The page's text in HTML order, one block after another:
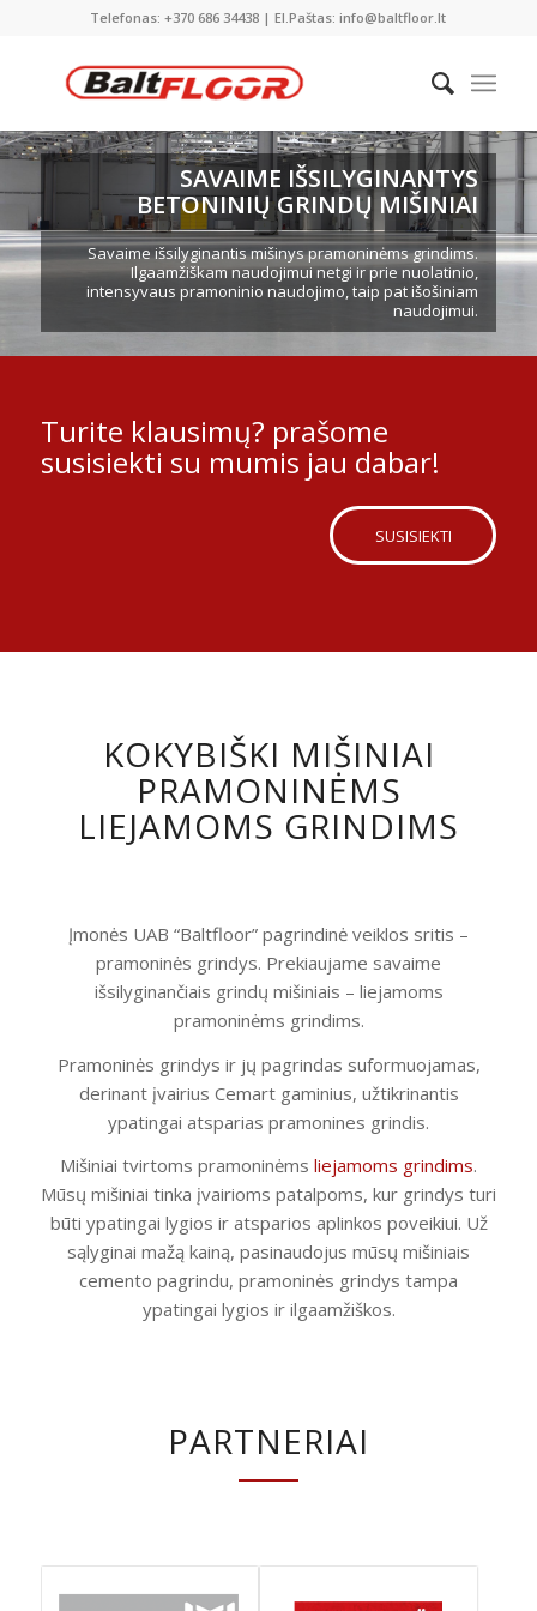
Telefonas: +370 686 34438 | El.Paštas: info@baltfloor.lt
SAVAIME IŠSILYGINANTYS
BETONINIŲ GRINDŲ MIŠINIAI
Savaime išsilyginantis mišinys pramoninėms grindims.
Ilgaamžiškam naudojimui netgi ir prie nuolatinio,
intensyvaus pramoninio naudojimo, taip pat išošiniam
naudojimui.
Turite klausimų? prašome
susisiekti su mumis jau dabar!
SUSISIEKTI
KOKYBIŠKI MIŠINIAI
PRAMONINĖMS
LIEJAMOMS GRINDIMS
Įmonės UAB “Baltfloor” pagrindinė veiklos sritis –
pramoninės grindys. Prekiaujame savaime
išsilyginančiais grindų mišiniais – liejamoms
pramoninėms grindims.
Pramoninės grindys ir jų pagrindas suformuojamas,
derinant įvairius Cemart gaminius, užtikrinantis
ypatingai atsparias pramonines grindis.
Mišiniai tvirtoms pramoninėms liejamoms grindims.
Mūsų mišiniai tinka įvairioms patalpoms, kur grindys turi
būti ypatingai lygios ir atsparios aplinkos poveikiui. Už
sąlyginai mažą kainą, pasinaudojus mūsų mišiniais
cemento pagrindu, pramoninės grindys tampa
ypatingai lygios ir ilgaamžiškos.
PARTNERIAI